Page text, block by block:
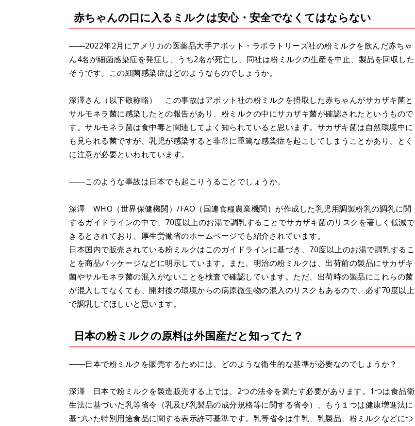
M
u
t
e
赤ちゃんの口に入るミルクは安心・安全でなくてはならない
――2022年2月にアメリカの医薬品大手アボット・ラボラトリーズ社の粉ミルクを飲んだ赤ちゃ
ん4名が細菌感染症を発症し、うち2名が死亡し、同社は粉ミルクの生産を中止、製品を回収した
そうです。この細菌感染症はどのようなものでしょうか。
深澤さん（以下敬称略） この事故はアボット社の粉ミルクを摂取した赤ちゃんがサカザキ菌と
サルモネラ菌に感染したとの報告があり、粉ミルクの中にサカザキ菌が確認されたというもので
す。サルモネラ菌は食中毒と関連してよく知られていると思います。サカザキ菌は自然環境中に
も見られる菌ですが、乳児が感染すると非常に重篤な感染症を起こしてしまうことがあり、とく
に注意が必要といわれています。
――このような事故は日本でも起こりうることでしょうか。
深澤 WHO（世界保健機関）/FAO（国連食糧農業機関）が作成した乳児用調製粉乳の調乳に関
するガイドラインの中で、70度以上のお湯で調乳することでサカザキ菌のリスクを著しく低減で
きるとされており、厚生労働省のホームページでも紹介されています。
日本国内で販売されている粉ミルクはこのガイドラインに基づき、70度以上のお湯で調乳するこ
とを商品パッケージなどに明示しています。また、明治の粉ミルクは、出荷前の製品にサカザキ
菌やサルモネラ菌の混入がないことを検査で確認しています。ただ、出荷時の製品にこれらの菌
が混入してなくても、開封後の環境からの病原微生物の混入のリスクもあるので、必ず70度以上
で調乳してほしいと思います。
日本の粉ミルクの原料は外国産だと知ってた？
――日本で粉ミルクを販売するためには、どのような衛生的な基準が必要なのでしょうか？
深澤 日本で粉ミルクを製造販売する上では、2つの法令を満たす必要があります。1つは食品衛
生法に基づいた乳等省令（乳及び乳製品の成分規格等に関する省令）、もう１つは健康増進法に
基づいた特別用途食品に関する表示許可基準です。乳等省令は牛乳、乳製品、粉ミルクなどにつ